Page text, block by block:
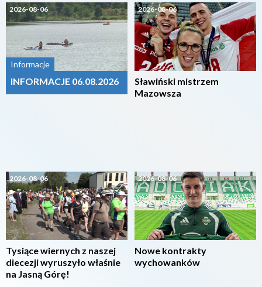
2026-08-06
Informacje
INFORMACJE 06.08.2026
2026-08-06
Tysiące wiernych z naszej
diecezji wyruszyło właśnie
na Jasną Górę!
2026-08-06
Sławiński mistrzem
Mazowsza
2026-08-06
Nowe kontrakty
wychowanków